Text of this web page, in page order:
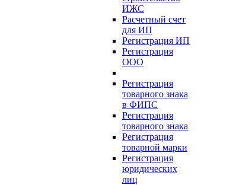
ИЖС
Расчетный счет
для ИП
Регистрация ИП
Регистрация
ООО
Регистрация
товарного знака
в ФИПС
Регистрация
товарного знака
Регистрация
товарной марки
Регистрация
юридических
лиц